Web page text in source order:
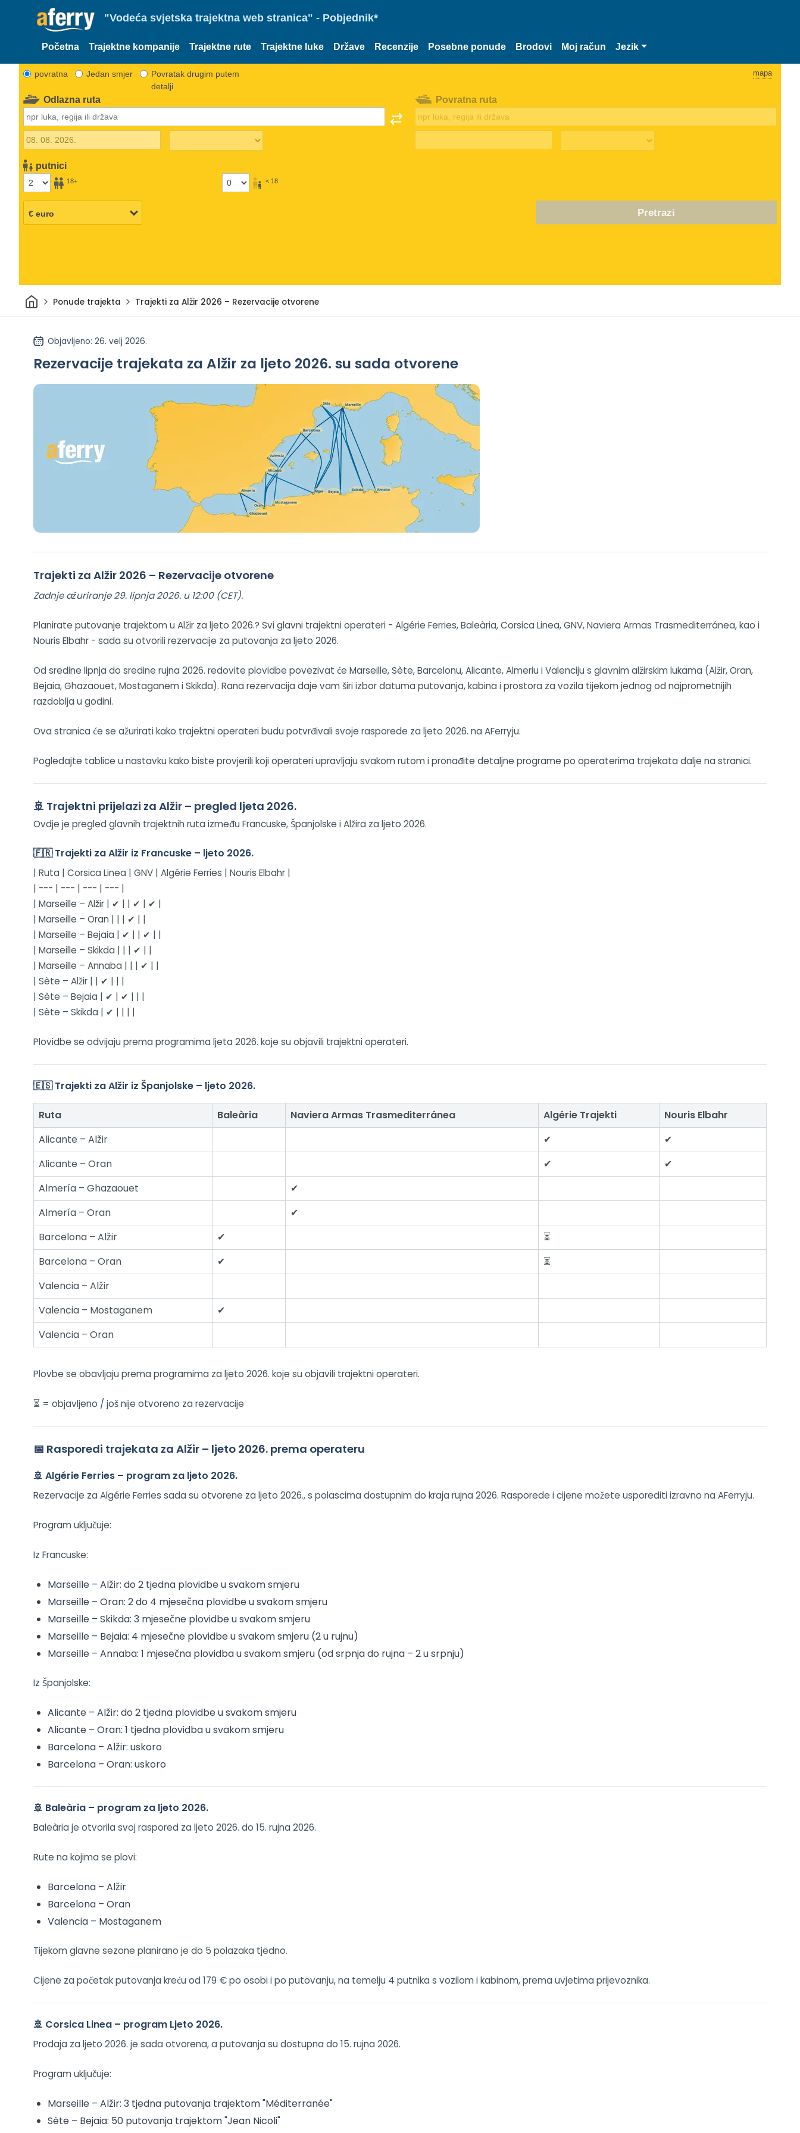
"Vodeća svjetska trajektna web stranica" - Pobjednik*
Početna Trajektne kompanije Trajektne rute Trajektne luke Države Recenzije Posebne ponude Brodovi Moj račun Jezik
povratna Jedan smjer
Povratak drugim putem
detalji
mapa
Odlazna ruta
putnici
18+ < 18
Povratna ruta
Pretrazi
DomPonude trajekta Trajekti za Alžir 2026 – Rezervacije otvorene
Objavljeno: 26. velj 2026.
Rezervacije trajekata za Alžir za ljeto 2026. su sada otvorene
Trajekti za Alžir 2026 – Rezervacije otvorene
Zadnje ažuriranje 29. lipnja 2026. u 12:00 (CET).
Planirate putovanje trajektom u Alžir za ljeto 2026.? Svi glavni trajektni operateri - Algérie Ferries, Baleària, Corsica Linea, GNV, Naviera Armas Trasmediterránea, kao i
Nouris Elbahr - sada su otvorili rezervacije za putovanja za ljeto 2026.
Od sredine lipnja do sredine rujna 2026. redovite plovidbe povezivat će Marseille, Sète, Barcelonu, Alicante, Almeriu i Valenciju s glavnim alžirskim lukama (Alžir, Oran,
Bejaia, Ghazaouet, Mostaganem i Skikda). Rana rezervacija daje vam širi izbor datuma putovanja, kabina i prostora za vozila tijekom jednog od najprometnijih
razdoblja u godini.
Ova stranica će se ažurirati kako trajektni operateri budu potvrđivali svoje rasporede za ljeto 2026. na AFerryju.
Pogledajte tablice u nastavku kako biste provjerili koji operateri upravljaju svakom rutom i pronađite detaljne programe po operaterima trajekata dalje na stranici.
🚢 Trajektni prijelazi za Alžir – pregled ljeta 2026.
Ovdje je pregled glavnih trajektnih ruta između Francuske, Španjolske i Alžira za ljeto 2026.
🇫🇷 Trajekti za Alžir iz Francuske – ljeto 2026.
| Ruta | Corsica Linea | GNV | Algérie Ferries | Nouris Elbahr |
| --- | --- | --- | --- |
| Marseille – Alžir | ✔ | | ✔ | ✔ |
| Marseille – Oran | | | ✔ | |
| Marseille – Bejaia | ✔ | | ✔ | |
| Marseille – Skikda | | | ✔ | |
| Marseille – Annaba | | | ✔ | |
| Sète – Alžir | | ✔ | | |
| Sète – Bejaia | ✔ | ✔ | | |
| Sète – Skikda | ✔ | | | |
Plovidbe se odvijaju prema programima ljeta 2026. koje su objavili trajektni operateri.
🇪🇸 Trajekti za Alžir iz Španjolske – ljeto 2026.
Ruta Baleària Naviera Armas Trasmediterránea Algérie Trajekti
Nouris Elbahr
Alicante – Alžir
✔
✔
Alicante – Oran
✔
✔
Almería – Ghazaouet
✔
Almería – Oran
✔
Barcelona – Alžir
✔
⏳
Barcelona – Oran
✔
⏳
Valencia – Alžir
Valencia – Mostaganem
✔
Valencia – Oran
Plovbe se obavljaju prema programima za ljeto 2026. koje su objavili trajektni operateri.
⏳ = objavljeno / još nije otvoreno za rezervacije
📅 Rasporedi trajekata za Alžir – ljeto 2026. prema operateru
🚢 Algérie Ferries – program za ljeto 2026.
Rezervacije za Algérie Ferries sada su otvorene za ljeto 2026., s polascima dostupnim do kraja rujna 2026. Rasporede i cijene možete usporediti izravno na AFerryju.
Program uključuje:
Iz Francuske:
Marseille – Alžir: do 2 tjedna plovidbe u svakom smjeru
Marseille – Oran: 2 do 4 mjesečna plovidbe u svakom smjeru
Marseille – Skikda: 3 mjesečne plovidbe u svakom smjeru
Marseille – Bejaia: 4 mjesečne plovidbe u svakom smjeru (2 u rujnu)
Marseille – Annaba: 1 mjesečna plovidba u svakom smjeru (od srpnja do rujna – 2 u srpnju)
Iz Španjolske:
Alicante – Alžir: do 2 tjedna plovidbe u svakom smjeru
Alicante – Oran: 1 tjedna plovidba u svakom smjeru
Barcelona – Alžir: uskoro
Barcelona – Oran: uskoro
🚢 Baleària – program za ljeto 2026.
Baleària je otvorila svoj raspored za ljeto 2026. do 15. rujna 2026.
Rute na kojima se plovi:
Barcelona – Alžir
Barcelona – Oran
Valencia – Mostaganem
Tijekom glavne sezone planirano je do 5 polazaka tjedno.
Cijene za početak putovanja kreću od 179 € po osobi i po putovanju, na temelju 4 putnika s vozilom i kabinom, prema uvjetima prijevoznika.
🚢 Corsica Linea – program Ljeto 2026.
Prodaja za ljeto 2026. je sada otvorena, a putovanja su dostupna do 15. rujna 2026.
Program uključuje:
Marseille – Alžir: 3 tjedna putovanja trajektom "Méditerranée"
Sète – Bejaia: 50 putovanja trajektom "Jean Nicoli"